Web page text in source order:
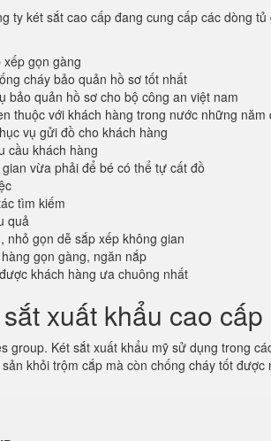
ty két sắt cao cấp đang cung cấp các dòng
gọn gàng
cháy bảo quản hồ sơ tốt nhất
bảo quản hồ sơ cho bộ công an việt nam
thuộc với khách hàng trong nước những năm
vụ gửi đồ cho khách hàng
cầu khách hàng
vừa phải để bé có thể tự cất đồ
tìm kiếm
quả
gọn dễ sắp xếp không gian
gọn gàng, ngăn nắp
khách hàng ưa chuông nhất
xuất khẩu cao cấp
group. Két sắt xuất khẩu mỹ sử dụng trong
khỏi trộm cắp mà còn chống cháy tốt được